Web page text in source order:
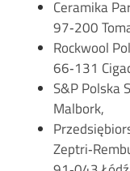
Ceramika
97‐200
Rockwool
66‐131
S&P Polska
Malbork,